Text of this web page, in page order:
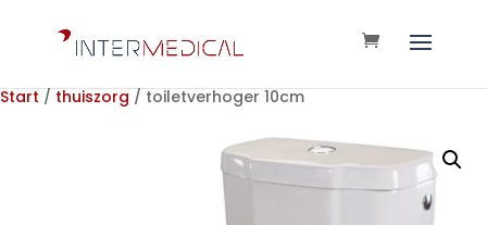
Start / thuiszorg / toiletverhoger 10cm